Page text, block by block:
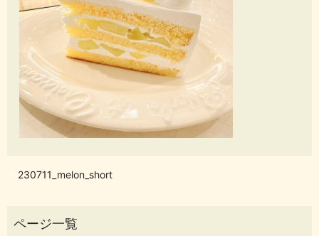
230711_melon_short